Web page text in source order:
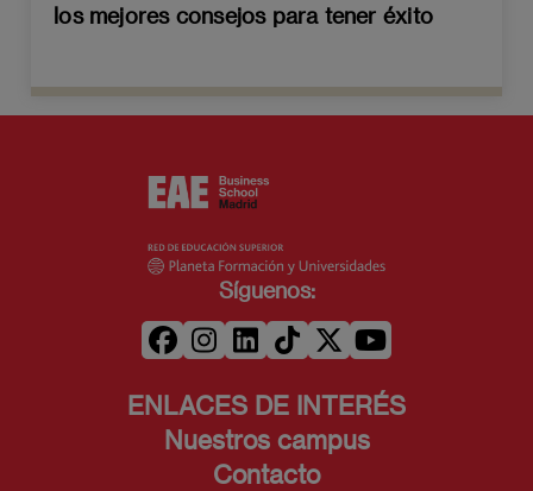
los mejores consejos para tener éxito
Síguenos:
ENLACES DE INTERÉS
Nuestros campus
Contacto